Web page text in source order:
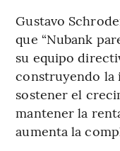
Gustavo
que “Nubank
su equipo
construyendo la
sostener el
mantener la
aumenta la